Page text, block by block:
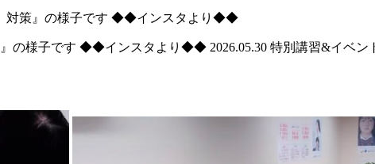
対策』の様子です ◆◆インスタより◆◆
』の様子です ◆◆インスタより◆◆ 2026.05.30 特別講習&イベン